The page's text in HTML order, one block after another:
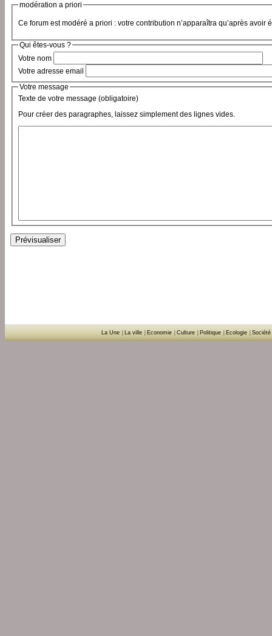
modération a priori
Ce forum est modéré a priori : votre contribution n’apparaîtra qu’après avoir
Qui êtes-vous ?
Votre nom
Votre adresse email
Votre message
Texte de votre message (obligatoire)
Pour créer des paragraphes, laissez simplement des lignes vides.
La Une La ville Economie Culture Politique Ecologie Société